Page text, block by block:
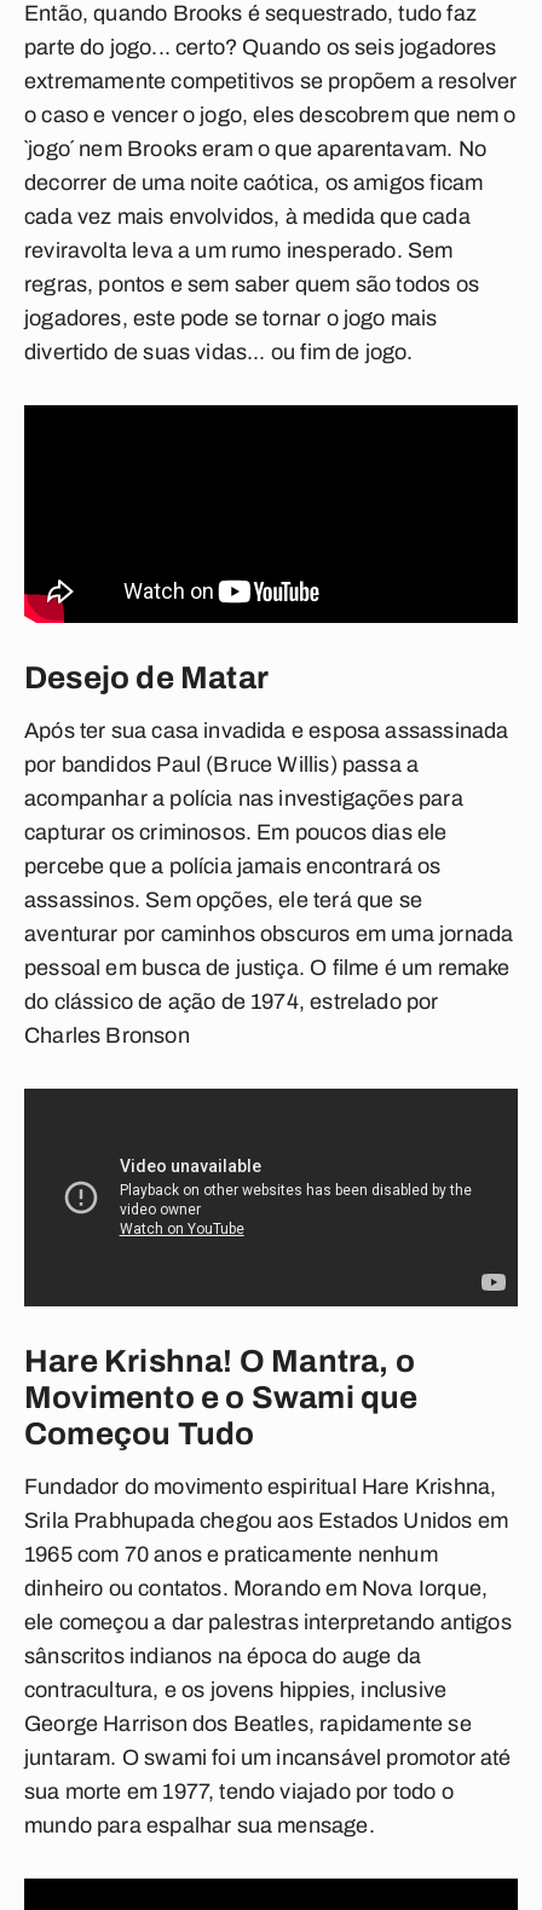
Então, quando Brooks é sequestrado, tudo faz
parte do jogo... certo? Quando os seis jogadores
extremamente competitivos se propõem a resolver
o caso e vencer o jogo, eles descobrem que nem o
`jogo´ nem Brooks eram o que aparentavam. No
decorrer de uma noite caótica, os amigos ficam
cada vez mais envolvidos, à medida que cada
reviravolta leva a um rumo inesperado. Sem
regras, pontos e sem saber quem são todos os
jogadores, este pode se tornar o jogo mais
divertido de suas vidas... ou fim de jogo.
Desejo de Matar
Após ter sua casa invadida e esposa assassinada
por bandidos Paul (Bruce Willis) passa a
acompanhar a polícia nas investigações para
capturar os criminosos. Em poucos dias ele
percebe que a polícia jamais encontrará os
assassinos. Sem opções, ele terá que se
aventurar por caminhos obscuros em uma jornada
pessoal em busca de justiça. O filme é um remake
do clássico de ação de 1974, estrelado por
Charles Bronson
Hare Krishna! O Mantra, o
Movimento e o Swami que
Começou Tudo
Fundador do movimento espiritual Hare Krishna,
Srila Prabhupada chegou aos Estados Unidos em
1965 com 70 anos e praticamente nenhum
dinheiro ou contatos. Morando em Nova Iorque,
ele começou a dar palestras interpretando antigos
sânscritos indianos na época do auge da
contracultura, e os jovens hippies, inclusive
George Harrison dos Beatles, rapidamente se
juntaram. O swami foi um incansável promotor até
sua morte em 1977, tendo viajado por todo o
mundo para espalhar sua mensage.